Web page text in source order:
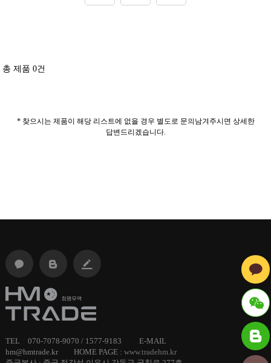
ID :
총 제품 0건
* 찾으시는 제품이 해당 리스트에 없을 경우 별도로 문의남겨주시면 상세한
답변드리겠습니다.
TEL 070-7078-9070 / 1577-9183 E-MAIL
hm@hmtrade.kr HOME PAGE : www.tradehm.kr